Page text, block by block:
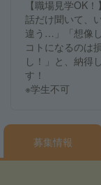
【職場見学OK
話だけ聞いて、
違う…」「想像
コトになるのは
し！」と、納得
す！
※学生不可
募集情報